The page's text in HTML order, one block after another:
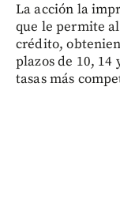
La acción la
que le permite
crédito,
plazos de 10, 14
tasas más